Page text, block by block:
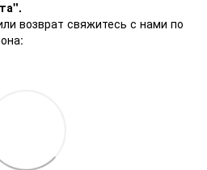
возврат свяжитесь с нами по